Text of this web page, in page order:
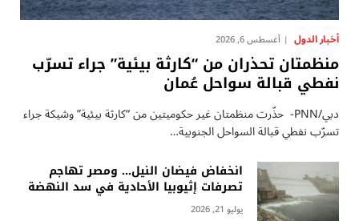
أخبار الدول أغسطس 6, 2026
منظمتان تحذران من “كارثة بيئية” جراء تسرّب
نفطي قبالة سواحل عُمان
دبي/PNN- حذّرت منظمتان غير حكوميتين من “كارثة بيئية” وشيكة جراء
تسرّب نفطي قبالة السواحل الجنوبية…
انخفاض فيضان النيل… ومصر تهاجم
تصرفات إثيوبيا الأحادية في سد النهضة
يوليو 21, 2026